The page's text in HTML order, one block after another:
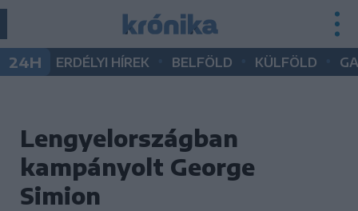
24H ERDÉLYI HÍREK BELFÖLD KÜLFÖLD
Lengyelországban
kampányolt George
Simion